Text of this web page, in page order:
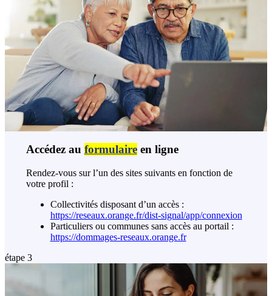
Accédez au formulaireen ligne
Rendez-vous sur l’un des sites suivants en fonction de
votre profil :
Collectivités disposant d’un accès :
https://reseaux.orange.fr/dist-signal/app/connexion
Particuliers ou communes sans accès au portail :
https://dommages-reseaux.orange.fr
étape 3